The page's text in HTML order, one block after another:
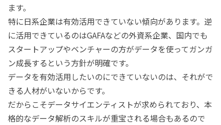
ます。
特に日系企業は有効活用できていない傾向があります。逆
に活用できているのはGAFAなどの外資系企業、国内でも
スタートアップやベンチャーの方がデータを使ってガンガ
ン成長するという方針が明確です。
データを有効活用したいのにできていないのは、それがで
きる人材がいないからです。
だからこそデータサイエンティストが求められており、本
格的なデータ解析のスキルが重宝される場合もあるので